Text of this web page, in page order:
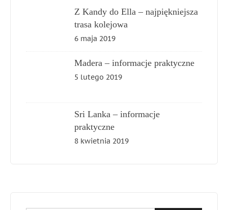
Z Kandy do Ella – najpiękniejsza
trasa kolejowa
6 maja 2019
Madera – informacje praktyczne
5 lutego 2019
Sri Lanka – informacje
praktyczne
8 kwietnia 2019